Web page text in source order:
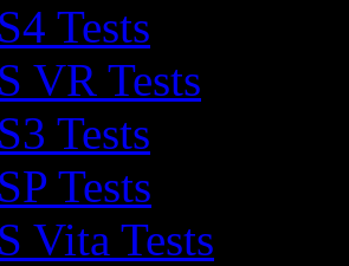
Tests
VR Tests
Tests
Tests
Vita Tests